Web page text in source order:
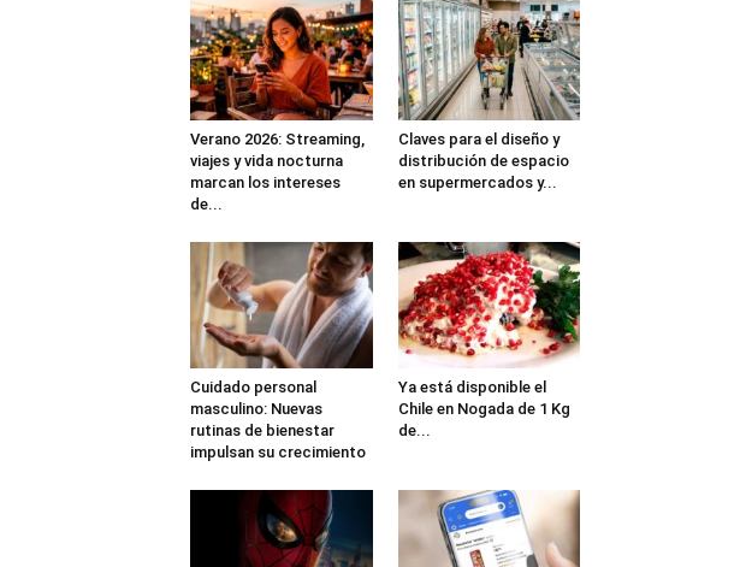
Verano 2026: Streaming,
viajes y vida nocturna
marcan los intereses
de...
Claves para el diseño y
distribución de espacio
en supermercados y...
Cuidado personal
masculino: Nuevas
rutinas de bienestar
impulsan su crecimiento
Ya está disponible el
Chile en Nogada de 1 Kg
de...